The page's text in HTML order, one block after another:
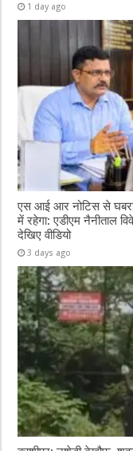
1 day ago
एस आई आर नोटिस से
में रहेगा: एडीएम नैनीताल
देखिए वीडियो
3 days ago